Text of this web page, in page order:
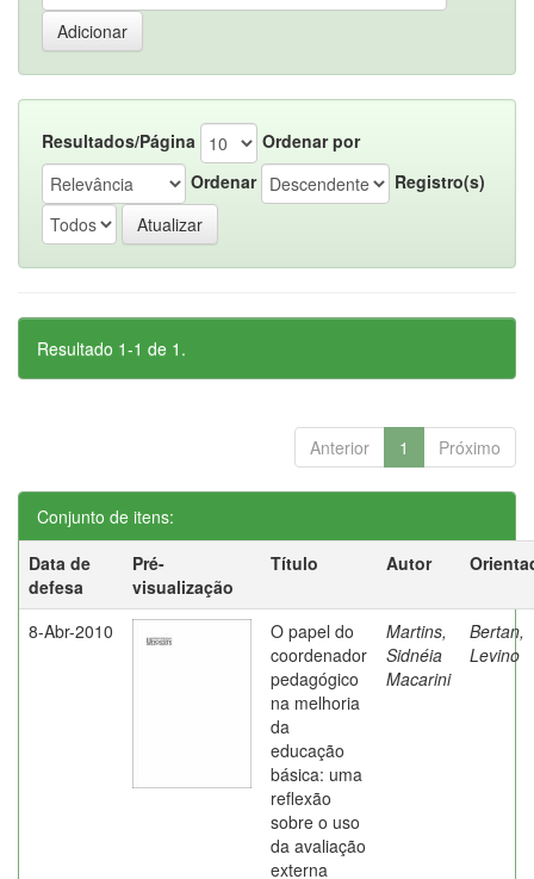
Resultados/Página
Ordenar por
Ordenar
Registro(s)
Resultado 1-1 de 1.
Anterior 1 Próximo
Conjunto de itens:
Data de
defesa
Pré-
visualização
Título Autor
8-Abr-2010
O papel do
coordenador
pedagógico
na melhoria
da
educação
básica: uma
reflexão
sobre o uso
da avaliação
externa
Martins,
Sidnéia
Macarini
Bertan,
Levino